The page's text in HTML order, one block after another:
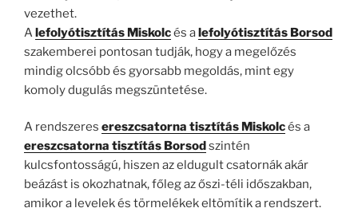
vezethet.
A lefolyótisztítás Miskolcés alefolyótisztítás Borsod
szakemberei pontosan tudják, hogy a megelőzés
mindig olcsóbb és gyorsabb megoldás, mint egy
komoly dugulás megszüntetése.
A rendszeres ereszcsatorna tisztítás Miskolcés a
ereszcsatorna tisztítás Borsodszintén
kulcsfontosságú, hiszen az eldugult csatornák akár
beázást is okozhatnak, főleg az őszi-téli időszakban,
amikor a levelek és törmelékek eltömítik a rendszert.